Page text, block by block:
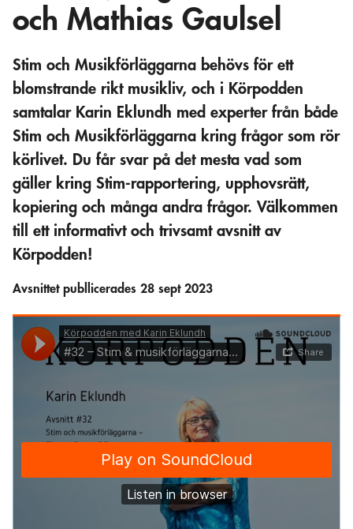
och Mathias Gaulsel
Stim och Musikförläggarna behövs för ett
blomstrande rikt musikliv, och i Körpodden
samtalar Karin Eklundh med experter från både
Stim och Musikförläggarna kring frågor som rör
körlivet. Du får svar på det mesta vad som
gäller kring Stim-rapportering, upphovsrätt,
kopiering och många andra frågor. Välkommen
till ett informativt och trivsamt avsnitt av
Körpodden!
Avsnittet publlicerades 28 sept 2023